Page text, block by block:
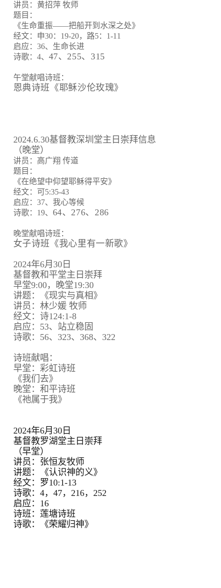
讲员：黄招萍 牧师
题目：
《生命重振——把船开到水深之处》
经文：申30：19-20，路5：1-11
启应：36、生命长进
诗歌：4、 47、255、315
午堂献唱诗班：
恩典诗班《耶稣沙伦玫瑰》
2024.6.30基督教深圳堂主日崇拜信息
（晚堂）
讲员：高广翔 传道
题目：
《在绝望中仰望耶稣得平安》
经文：可5:35-43
启应：37、我心等候
诗歌：19、 64、276、 286
晚堂献唱诗班：
女子诗班《我心里有一新歌》
2024年6月30日
基督教和平堂主日崇拜
早堂9:00，晚堂19:30
讲题：《现实与真相》
讲员：林少媛 牧师
经文：诗124:1-8
启应：53、站立稳固
诗歌：56、323、368、322
诗班献唱：
早堂：彩虹诗班
《我们去》
晚堂：和平诗班
《祂属于我》
2024年6月30日
基督教罗湖堂主日崇拜
（早堂）
讲员：张恒友牧师
讲题：《认识神的义》
经文：罗10:1-13
诗歌：4，47，216，252
启应：16
诗班：莲塘诗班
诗歌：《荣耀归神》